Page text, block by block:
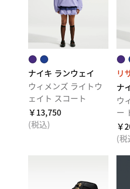
ナイキ ランウェイ
ウィメンズ ライトウ
ェイト スコート
￥13,750
(税込)
リ
ナ
ウ
ー
￥
(税